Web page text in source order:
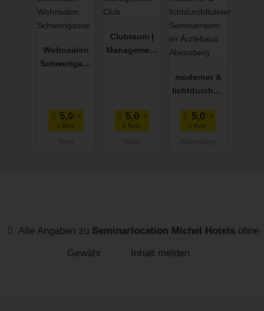
Wohnsalon
Schwertgass
1 Bew.
Clubraum |
Management
2 Bew.
moderner &
lichtdurchflu
Seminarrau
m im
1 Bew.
Alle Angaben zu Seminarlocation Michel Hotels ohne
Gewähr
Inhalt melden